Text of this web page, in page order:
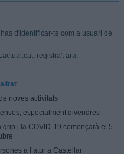
d'identificar-te com a usuari de
registra't ara.
noves activitats
especialment divendres
i la COVID-19 començarà el 5
a l’atur a Castellar